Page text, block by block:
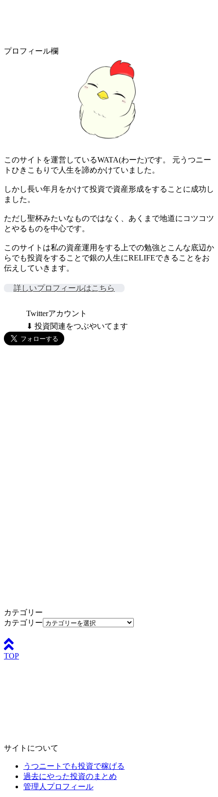
プロフィール欄
このサイトを運営しているWATA(わーた)です。 元うつニー
トひきこもりで人生を諦めかけていました。
しかし長い年月をかけて投資で資産形成をすることに成功し
ました。
ただし聖杯みたいなものではなく、あくまで地道にコツコツ
とやるものを中心です。
このサイトは私の資産運用をする上での勉強とこんな底辺か
らでも投資をすることで銀の人生にRELIFEできることをお
伝えしていきます。
詳しいプロフィールはこちら
Twitterアカウント
⬇ 投資関連をつぶやいてます
カテゴリー
カテゴリー
TOP
サイトについて
うつニートでも投資で稼げる
過去にやった投資のまとめ
管理人プロフィール